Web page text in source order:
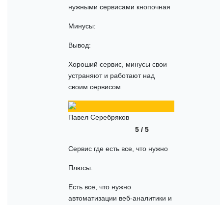
нужными сервисами кнопочная
Минусы:
Вывод:
Хороший сервис, минусы свои
устраняют и работают над
своим сервисом.
Павел Серебряков
5 / 5
Сервис где есть все, что нужно
Плюсы:
Есть все, что нужно
автоматизации веб-аналитики и